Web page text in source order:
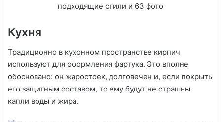
Кухня
Традиционно в кухонном пространстве кирпич
используют для оформления фартука. Это вполне
обосновано: он жаростоек, долговечен и, если покрыть
его защитным составом, то ему будут не страшны
капли воды и жира.